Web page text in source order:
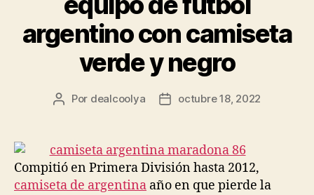
argentino con camiseta
verde y negro
Autor
entrada
Por dealcoolya
Fecha
entrada
octubre 18, 2022
Compitió en Primera División hasta 2012,
camiseta de argentina año en que pierde la